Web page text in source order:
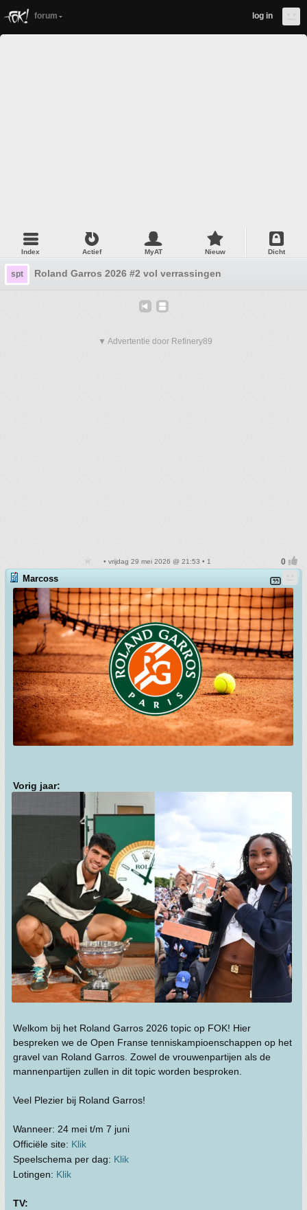
forum log in
Index Actief MyAT Nieuw Dicht
spt Roland Garros 2026 #2 vol verrassingen
▼ Advertentie door Refinery89
• vrijdag 29 mei 2026 @ 21:53 • 1
Marcoss
Vorig jaar:
Welkom bij het Roland Garros 2026 topic op FOK! Hier
bespreken we de Open Franse tenniskampioenschappen op het
gravel van Roland Garros. Zowel de vrouwenpartijen als de
mannenpartijen zullen in dit topic worden besproken.
Veel Plezier bij Roland Garros!
Wanneer: 24 mei t/m 7 juni
Officiële site: Klik
Speelschema per dag: Klik
Lotingen: Klik
TV: